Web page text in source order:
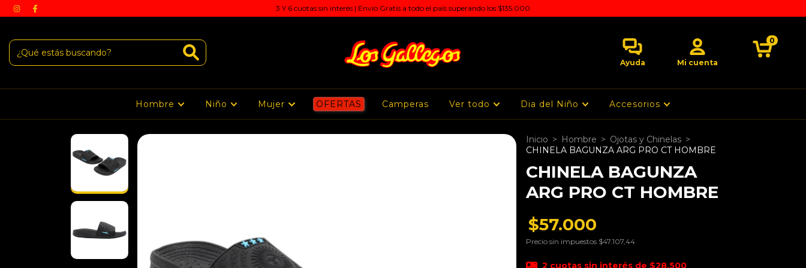
3 Y 6 cuotas sin interés | Envío Gratis a todo el país superando los $135.000
Ayuda Mi cuenta
0
Hombre Niño Mujer OFERTAS Camperas Ver todo Dia del Niño Accesorios
Inicio > Hombre > Ojotas y Chinelas >
CHINELA BAGUNZA ARG PRO CT HOMBRE
CHINELA BAGUNZA
ARG PRO CT HOMBRE
$57.000
Precio sin impuestos $47.107,44
2 cuotas sin interés de $28.500